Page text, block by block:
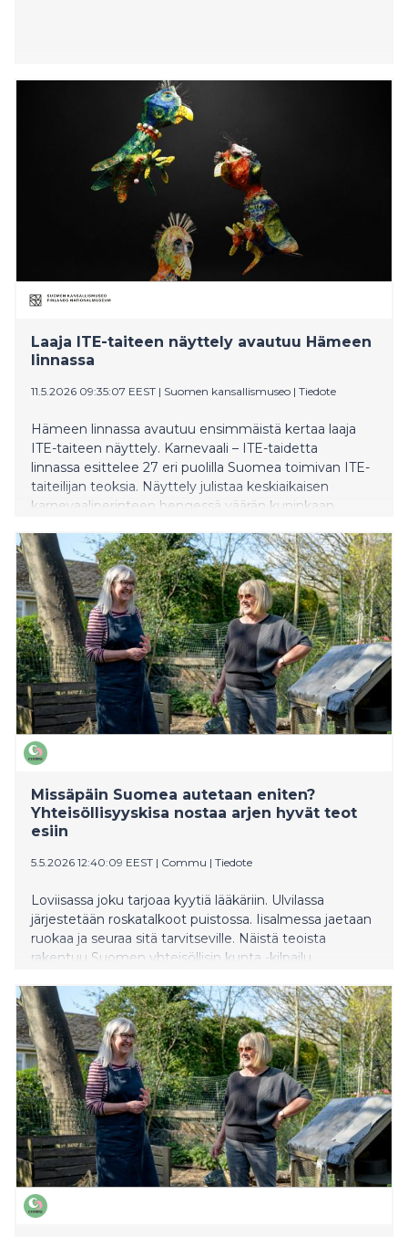
Laaja ITE-taiteen näyttely avautuu Hämeen
linnassa
11.5.2026 09:35:07 EEST | Suomen kansallismuseo | Tiedote
Hämeen linnassa avautuu ensimmäistä kertaa laaja
ITE-taiteen näyttely. Karnevaali – ITE-taidetta
linnassa esittelee 27 eri puolilla Suomea toimivan ITE-
taiteilijan teoksia. Näyttely julistaa keskiaikaisen
karnevaaliperinteen hengessä väärän kuninkaan
vapautta. Näyttely on avoinna 28.5.2026–7.3.2027.
Missäpäin Suomea autetaan eniten?
Yhteisöllisyyskisa nostaa arjen hyvät teot
esiin
5.5.2026 12:40:09 EEST | Commu | Tiedote
Loviisassa joku tarjoaa kyytiä lääkäriin. Ulvilassa
järjestetään roskatalkoot puistossa. Iisalmessa jaetaan
ruokaa ja seuraa sitä tarvitseville. Näistä teoista
rakentuu Suomen yhteisöllisin kunta -kilpailu,
hyvin suomalaiset pitävät toisistaan huolta.